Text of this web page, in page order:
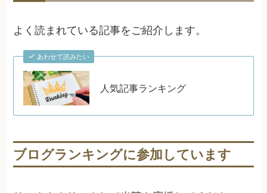
よく読まれている記事をご紹介します。
あわせて読みたい
人気記事ランキング
ブログランキングに参加しています